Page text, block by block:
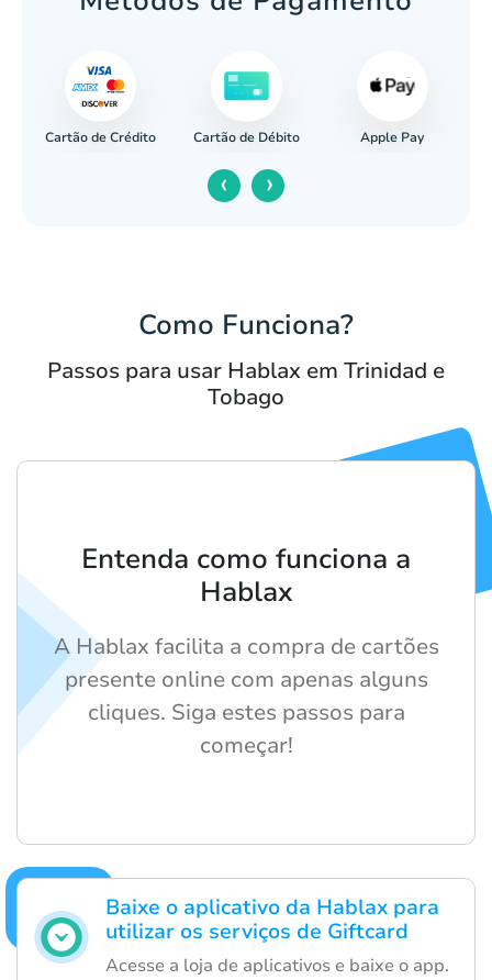
Cartão de Crédito Cartão de Débito Apple Pay
‹ ›
Como Funciona?
Passos para usar Hablax em Trinidad e
Tobago
Baixe o aplicativo da Hablax para
utilizar os serviços de Giftcard
Acesse a loja de aplicativos e baixe o app.
Entenda como funciona a
Hablax
A Hablax facilita a compra de cartões
presente online com apenas alguns
cliques. Siga estes passos para
começar!